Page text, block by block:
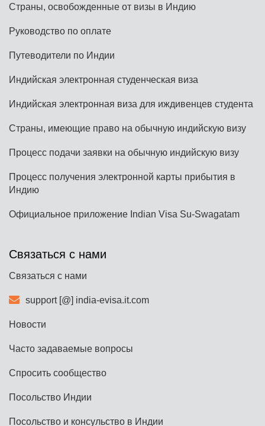
Страны, освобожденные от визы в Индию
Руководство по оплате
Путеводители по Индии
Индийская электронная студенческая виза
Индийская электронная виза для иждивенцев студента
Страны, имеющие право на обычную индийскую визу
Процесс подачи заявки на обычную индийскую визу
Процесс получения электронной карты прибытия в
Индию
Официальное приложение Indian Visa Su-Swagatam
Связаться с нами
Связаться с нами
support [@] india-evisa.it.com
Новости
Часто задаваемые вопросы
Спросить сообщество
Посольство Индии
Посольство и консульство в Индии